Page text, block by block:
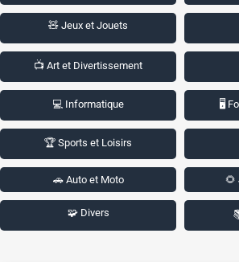
🧸 Jeux et Jouets
📺 Art et Divertissement
💻 Informatique 🖥️
🏆 Sports et Loisirs
🚗 Auto et Moto 🌻
🧩 Divers